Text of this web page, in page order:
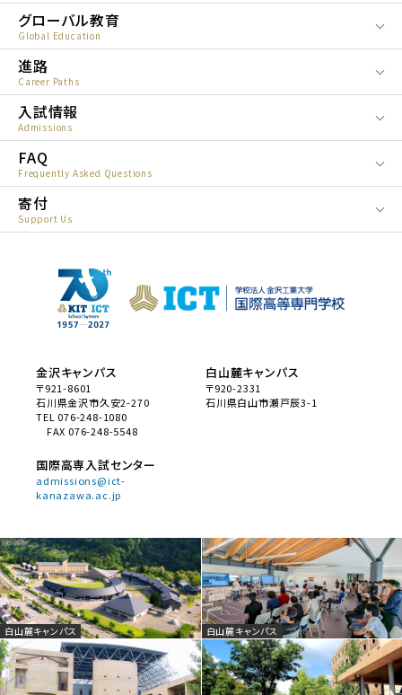
Global Education
グローバル教育
Career Paths
進路
Admissions
入試情報
Frequently Asked Questions
FAQ
Support Us
寄付
金沢キャンパス
〒921-8601
石川県金沢市久安2-270
TEL 076-248-1080
FAX 076-248-5548
白山麓キャンパス
〒920-2331
石川県白山市瀬戸辰3-1
国際高専入試センター
admissions@ict-
kanazawa.ac.jp
白山麓キャンパス 白山麓キャンパス